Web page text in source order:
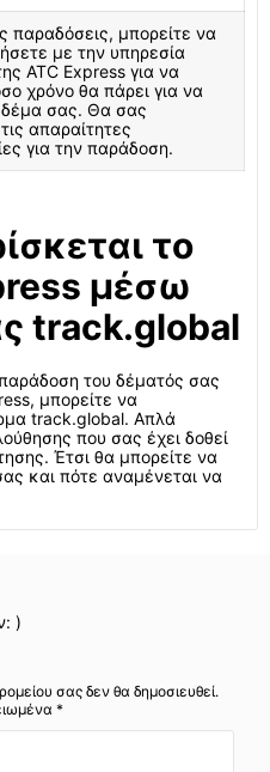
παραδόσεις, μπορείτε να
με την υπηρεσία
ATC Express για να
χρόνο θα πάρει για να
δέμα σας. Θα σας
απαραίτητες
για την παράδοση.
το
μέσω
track.global
του δέματός σας
μπορείτε να
track.global. Απλά
που σας έχει δοθεί
Έτσι θα μπορείτε να
και πότε αναμένεται να
)
σας δεν θα δημοσιευθεί.
*